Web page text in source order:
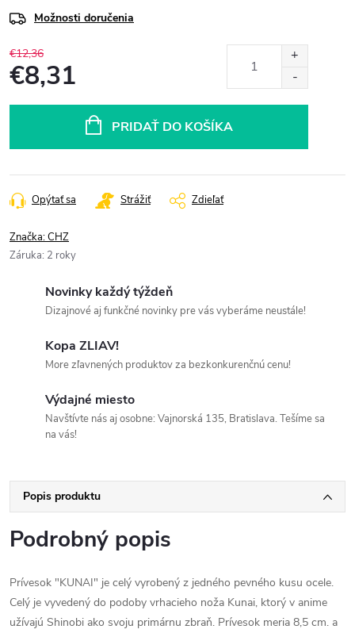
Možnosti doručenia
€12,36
€8,31
PRIDAŤ DO KOŠÍKA
Opýtať sa Strážiť Zdieľať
Značka:CHZ
Záruka: 2 roky
Novinky každý týždeň
Dizajnové aj funkčné novinky pre vás vyberáme neustále!
Kopa ZLIAV!
More zľavnených produktov za bezkonkurenčnú cenu!
Výdajné miesto
Navštívte nás aj osobne: Vajnorská 135, Bratislava. Tešíme sa
na vás!
Popis produktu
Podrobný popis
Prívesok "KUNAI" je celý vyrobený z jedného pevného kusu ocele.
Celý je vyvedený do podoby vrhacieho noža Kunai, ktorý v anime
užívajú Shinobi ako svoju primárnu zbraň. Prívesok meria 8,5 cm. a